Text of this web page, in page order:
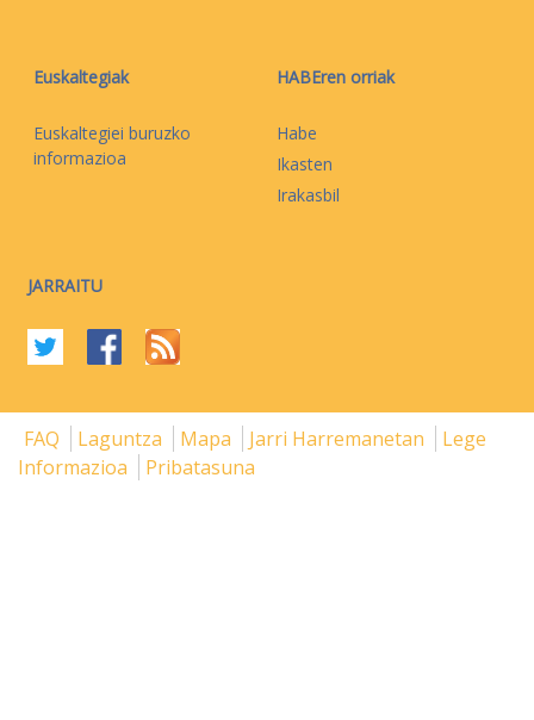
Euskaltegiak
Euskaltegiei buruzko
informazioa
HABEren orriak
Habe
Ikasten
Irakasbil
JARRAITU
FAQ Laguntza Mapa Jarri Harremanetan
Lege
Informazioa
Pribatasuna